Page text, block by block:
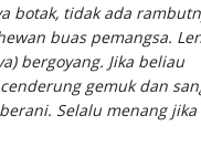
botak, tidak ada
buas pemangsa.
bergoyang. Jika beliau
gemuk dan
Selalu menang jika